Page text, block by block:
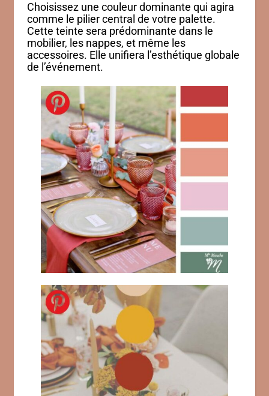
Choisissez une couleur dominante qui agira
comme le pilier central de votre palette.
Cette teinte sera prédominante dans le
mobilier, les nappes, et même les
accessoires. Elle unifiera l’esthétique globale
de l’événement.